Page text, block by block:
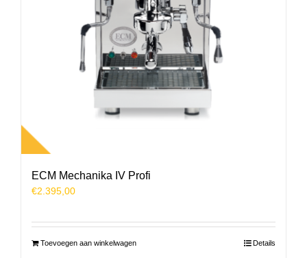
ECM Mechanika IV Profi
€2.395,00
Toevoegen aan winkelwagen Details